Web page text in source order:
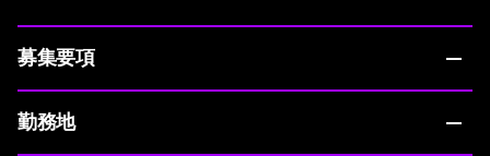
募集要項
勤務地